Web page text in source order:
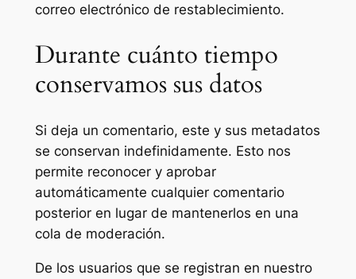
correo electrónico de restablecimiento.
Durante cuánto tiempo
conservamos sus datos
Si deja un comentario, este y sus metadatos
se conservan indefinidamente. Esto nos
permite reconocer y aprobar
automáticamente cualquier comentario
posterior en lugar de mantenerlos en una
cola de moderación.
De los usuarios que se registran en nuestro